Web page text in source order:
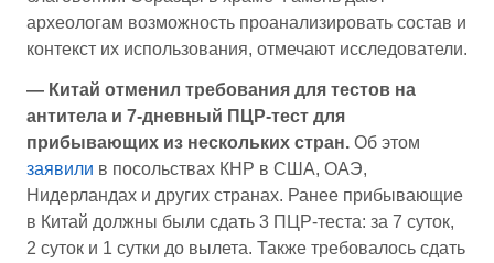
археологам возможность проанализировать состав и
контекст их использования, отмечают исследователи.
— Китай отменил требования для тестов на
антитела и 7-дневный ПЦР-тест для
прибывающих из нескольких стран. Об этом
заявили в посольствах КНР в США, ОАЭ,
Нидерландах и других странах. Ранее прибывающие
в Китай должны были сдать 3 ПЦР-теста: за 7 суток,
2 суток и 1 сутки до вылета. Также требовалось сдать